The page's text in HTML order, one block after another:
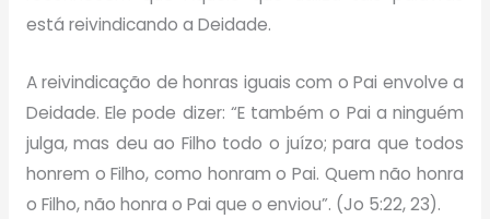
está reivindicando a Deidade.
A reivindicação de honras iguais com o Pai envolve a
Deidade. Ele pode dizer: “E também o Pai a ninguém
julga, mas deu ao Filho todo o juízo; para que todos
honrem o Filho, como honram o Pai. Quem não honra
o Filho, não honra o Pai que o enviou”. (Jo 5:22, 23).